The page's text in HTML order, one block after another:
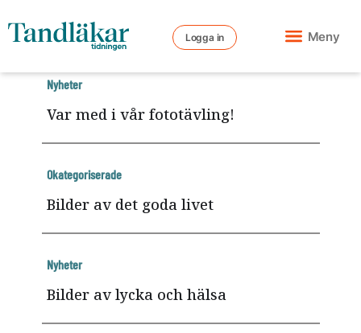
Logga in Meny
Var med i vår fototävling!
Nyheter
Bilder av det goda livet
Okategoriserade
Bilder av lycka och hälsa
Nyheter